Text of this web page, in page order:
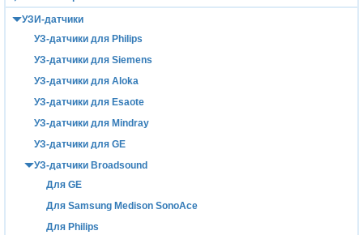
УЗИ-датчики
УЗ-датчики для Philips
УЗ-датчики для Siemens
УЗ-датчики для Aloka
УЗ-датчики для Esaote
УЗ-датчики для Mindray
УЗ-датчики для GE
УЗ-датчики Broadsound
Для GE
Для Samsung Medison SonoAce
Для Philips